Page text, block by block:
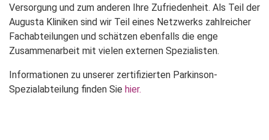
Versorgung und zum anderen Ihre Zufriedenheit. Als Teil der
Augusta Kliniken sind wir Teil eines Netzwerks zahlreicher
Fachabteilungen und schätzen ebenfalls die enge
Zusammenarbeit mit vielen externen Spezialisten.
Informationen zu unserer zertifizierten Parkinson-
Spezialabteilung finden Sie hier.